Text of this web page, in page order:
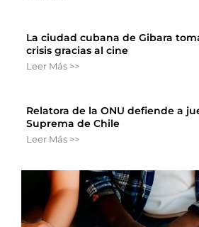
La ciudad cubana de Gibara
crisis gracias al cine
Leer Más >>
Relatora de la ONU defiende a
Suprema de Chile
Leer Más >>